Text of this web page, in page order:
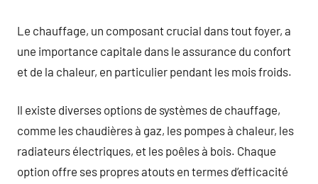
Le chauffage, un composant crucial dans tout foyer, a
une importance capitale dans le assurance du confort
et de la chaleur, en particulier pendant les mois froids.
Il existe diverses options de systèmes de chauffage,
comme les chaudières à gaz, les pompes à chaleur, les
radiateurs électriques, et les poêles à bois. Chaque
option offre ses propres atouts en termes d’efficacité